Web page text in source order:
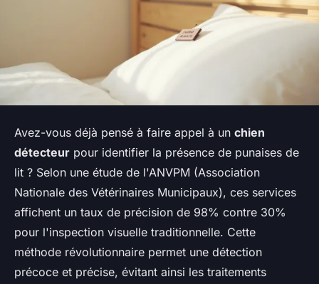
Avez-vous déjà pensé à faire appel à un chien
détecteur pour identifier la présence de punaises de
lit ? Selon une étude de l'ANVPM (Association
Nationale des Vétérinaires Municipaux), ces services
affichent un taux de précision de 98% contre 30%
pour l'inspection visuelle traditionnelle. Cette
méthode révolutionnaire permet une détection
précoce et précise, évitant ainsi les traitements